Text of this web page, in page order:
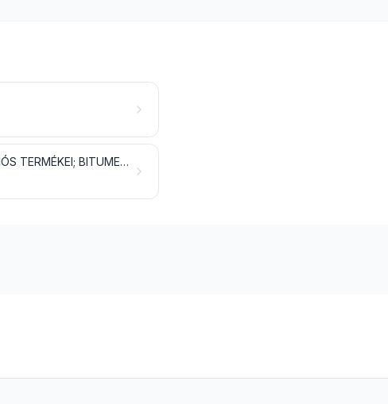
ÁSVÁNYI TÜZELŐANYAGOK, ÁSVÁNYI OLAJOK ÉS EZEK DESZTILLÁCIÓS TERMÉKEI; BITUMENES ANYAGOK; ÁSVÁNYI VIASZOK